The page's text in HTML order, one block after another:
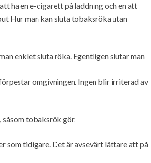
ha en e-cigarett på laddning och en att
Hur man kan sluta tobaksröka utan
enklet sluta röka. Egentligen slutar man
omgivningen. Ingen blir irriterad av
såsom tobaksrök gör.
som tidigare. Det är avsevärt lättare att på